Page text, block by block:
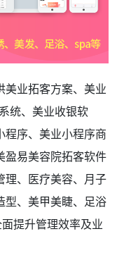
美业拓客方案、美业
统、美业收银软
程序、美业小程序商
盈易美容院拓客软件
理、医疗美容、月子
型、美甲美睫、足浴
提升管理效率及业